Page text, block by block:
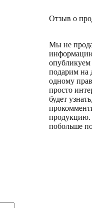
Отзыв о
Мы не
опубликуем
подарим на
одному
просто
будет
продукцию.
побольше